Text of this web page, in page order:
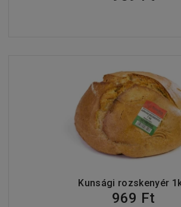
Kunsági rozskenyér
969 Ft